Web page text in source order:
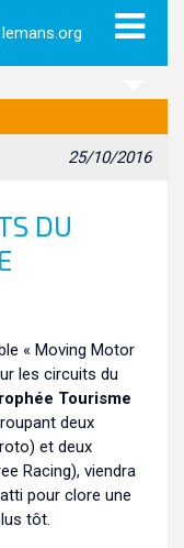
25/10/2016
DU
« Moving Motor
les circuits du
Tourisme
deux
et deux
Racing), viendra
pour clore une
tôt.